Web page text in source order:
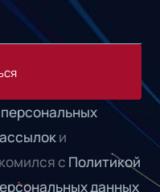
персональных
и
с Политикой
данных